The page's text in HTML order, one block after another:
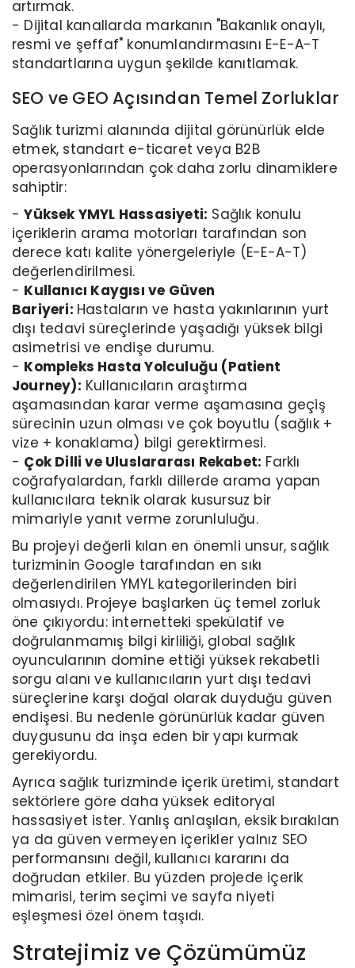
artırmak.
- Dijital kanallarda markanın "Bakanlık onaylı,
resmi ve şeffaf" konumlandırmasını E-E-A-T
standartlarına uygun şekilde kanıtlamak.
SEO ve GEO Açısından Temel Zorluklar
Sağlık turizmi alanında dijital görünürlük elde
etmek, standart e-ticaret veya B2B
operasyonlarından çok daha zorlu dinamiklere
sahiptir:
-Yüksek YMYL Hassasiyeti: Sağlık konulu
içeriklerin arama motorları tarafından son
derece katı kalite yönergeleriyle (E-E-A-T)
değerlendirilmesi.
- Kullanıcı Kaygısı ve Güven
Bariyeri: Hastaların ve hasta yakınlarının yurt
dışı tedavi süreçlerinde yaşadığı yüksek bilgi
asimetrisi ve endişe durumu.
- Kompleks Hasta Yolculuğu (Patient
Journey): Kullanıcıların araştırma
aşamasından karar verme aşamasına geçiş
sürecinin uzun olması ve çok boyutlu (sağlık +
vize + konaklama) bilgi gerektirmesi.
- Çok Dilli ve Uluslararası Rekabet: Farklı
coğrafyalardan, farklı dillerde arama yapan
kullanıcılara teknik olarak kusursuz bir
mimariyle yanıt verme zorunluluğu.
Bu projeyi değerli kılan en önemli unsur, sağlık
turizminin Google tarafından en sıkı
değerlendirilen YMYL kategorilerinden biri
olmasıydı. Projeye başlarken üç temel zorluk
öne çıkıyordu: internetteki spekülatif ve
doğrulanmamış bilgi kirliliği, global sağlık
oyuncularının domine ettiği yüksek rekabetli
sorgu alanı ve kullanıcıların yurt dışı tedavi
süreçlerine karşı doğal olarak duyduğu güven
endişesi. Bu nedenle görünürlük kadar güven
duygusunu da inşa eden bir yapı kurmak
gerekiyordu.
Ayrıca sağlık turizminde içerik üretimi, standart
sektörlere göre daha yüksek editoryal
hassasiyet ister. Yanlış anlaşılan, eksik bırakılan
ya da güven vermeyen içerikler yalnız SEO
performansını değil, kullanıcı kararını da
doğrudan etkiler. Bu yüzden projede içerik
mimarisi, terim seçimi ve sayfa niyeti
eşleşmesi özel önem taşıdı.
Stratejimiz ve Çözümümüz